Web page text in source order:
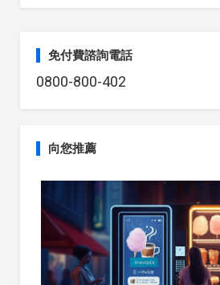
免付費諮詢電話
0800-800-402
向您推薦